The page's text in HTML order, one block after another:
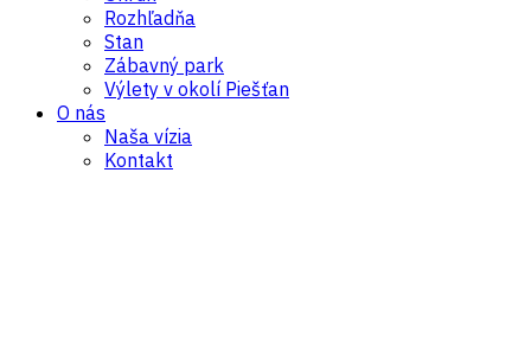
Rozhľadňa
Stan
Zábavný park
Výlety v okolí Piešťan
O nás
Naša vízia
Kontakt